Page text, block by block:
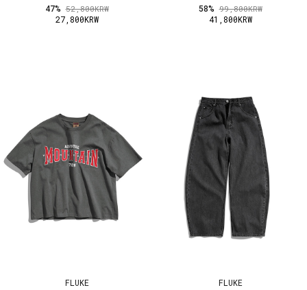
47%52,800KRW
27,800KRW
58%99,800KRW
41,800KRW
FLUKE
FLUKE